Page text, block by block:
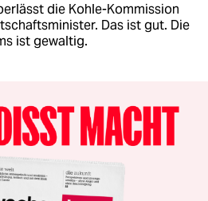
die Kohle-Kommission
Das ist gut. Die
ist gewaltig.